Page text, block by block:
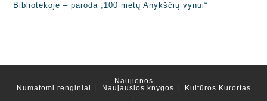
Bibliotekoje – paroda „100 metų Anykščių vynui“
Naujienos
Numatomi renginiai
Naujausios knygos Kultūros Kurortas